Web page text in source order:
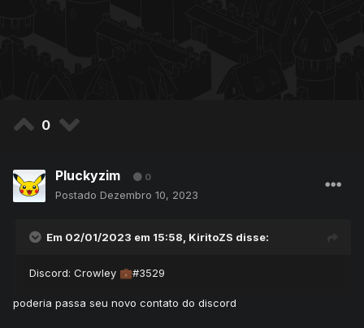
0
Pluckyzim 0
Postado Dezembro 10, 2023
Em 02/01/2023 em 15:58, KiritoZS disse:
Discord: Crowley 💼#3529
poderia passa seu novo contato do discord